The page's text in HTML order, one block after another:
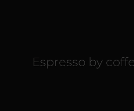
Espresso by